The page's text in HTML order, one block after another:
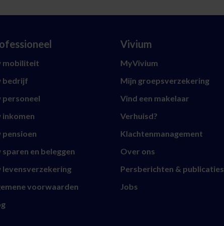
mobiliteit
bedrijf
personeel
inkomen
pensioen
sparen en beleggen
levensverzekering
voorwaarden
Vivium
MyVivium
Mijn groepsverzekering
Vind een makelaar
Verhuisd?
Klachtenmanagement
Over ons
Persberichten & publicaties
Jobs